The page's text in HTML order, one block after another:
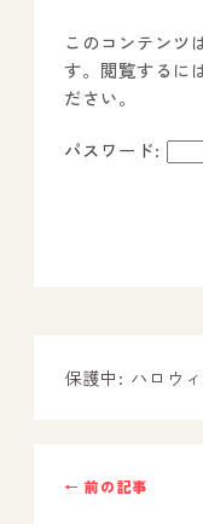
事業所のご案内
－ オールピース宗像
－ オールピース福
スタッフブログ
－ 福津事業所のブ
このコンテンツ
す。閲覧するに
ださい。
パスワード:
保護中: ハロウ
← 前の記事